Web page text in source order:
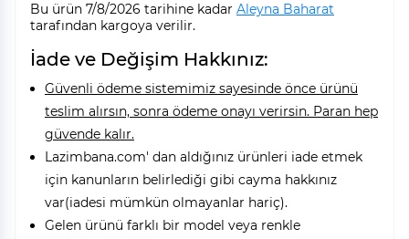
Bu ürün 7/8/2026 tarihine kadar Aleyna Baharat
tarafından kargoya verilir.
İade ve Değişim Hakkınız:
Güvenli ödeme sistemimiz sayesinde önce ürünü
teslim alırsın, sonra ödeme onayı verirsin. Paran hep
güvende kalır.
Lazimbana.com' dan aldığınız ürünleri iade etmek
için kanunların belirlediği gibi cayma hakkınız
var(iadesi mümkün olmayanlar hariç).
Gelen ürünü farklı bir model veya renkle